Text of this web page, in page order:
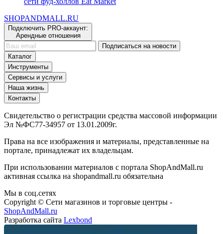
Подключить PRO-аккаунт:
Арендные отношения
Подписаться на новости
Каталог
Инструменты
Сервисы и услуги
Наша жизнь
Контакты
Эл №ФС77-34957 от 13.01.2009г.
портале, принадлежат их владельцам.
активная ссылка на shopandmall.ru обязательна
Copyright © Сети магазинов и торговые центры -
ShopAndMall.ru
Разработка сайта